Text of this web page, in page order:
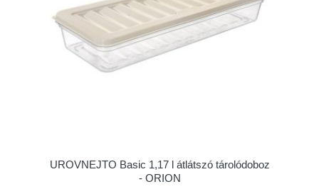
UROVNEJTO Basic 1,17 l átlátszó tárolódoboz
- ORION